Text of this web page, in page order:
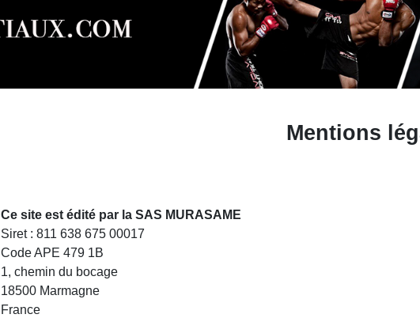
Mentions
Ce site est édité par la SAS MURASAME
Siret : 811 638 675 00017
Code APE 479 1B
1, chemin du bocage
18500 Marmagne
France